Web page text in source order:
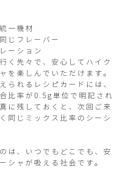
一機材
じフレーバー
ーション
く先々で、安心してハイク
を楽しんでいただけます。
られるレシピカードには、
比率が0.5g単位で明記され
に残しておくと、次回ご来
同じミックス比率のシーシ
は、いつでもどこでも、安
シャが吸える社会です。